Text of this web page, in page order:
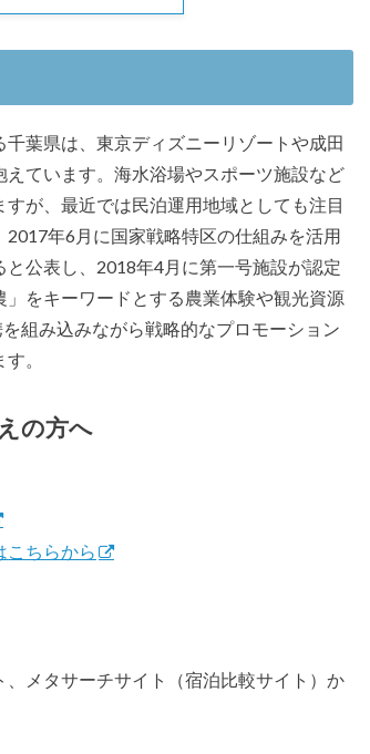
葉県は、東京ディズニーリゾートや成田
ています。海水浴場やスポーツ施設など
が、最近では民泊運用地域としても注目
年6月に国家戦略特区の仕組みを活用
公表し、2018年4月に第一号施設が認定
をキーワードとする農業体験や観光資源
組み込みながら戦略的なプロモーション
。
の方へ
こちらから
メタサーチサイト（宿泊比較サイト）か